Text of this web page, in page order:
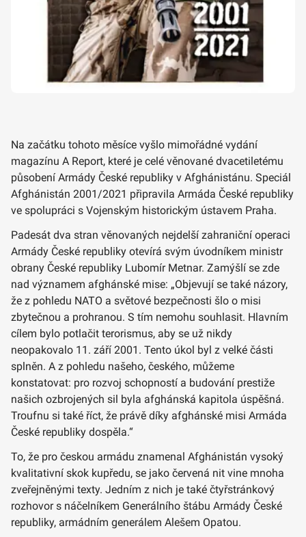
Na začátku tohoto měsíce vyšlo mimořádné vydání
magazínu A Report, které je celé věnované dvacetiletému
působení Armády České republiky v Afghánistánu. Speciál
Afghánistán 2001/2021 připravila Armáda České republiky
ve spolupráci s Vojenským historickým ústavem Praha.
Padesát dva stran věnovaných nejdelší zahraniční operaci
Armády České republiky otevírá svým úvodníkem ministr
obrany České republiky Lubomír Metnar. Zamýšlí se zde
nad významem afghánské mise: „Objevují se také názory,
že z pohledu NATO a světové bezpečnosti šlo o misi
zbytečnou a prohranou. S tím nemohu souhlasit. Hlavním
cílem bylo potlačit terorismus, aby se už nikdy
neopakovalo 11. září 2001. Tento úkol byl z velké části
splněn. A z pohledu našeho, českého, můžeme
konstatovat: pro rozvoj schopností a budování prestiže
našich ozbrojených sil byla afghánská kapitola úspěšná.
Troufnu si také říct, že právě díky afghánské misi Armáda
České republiky dospěla.“
To, že pro českou armádu znamenal Afghánistán vysoký
kvalitativní skok kupředu, se jako červená nit vine mnoha
zveřejněnými texty. Jedním z nich je také čtyřstránkový
rozhovor s náčelníkem Generálního štábu Armády České
republiky, armádním generálem Alešem Opatou.